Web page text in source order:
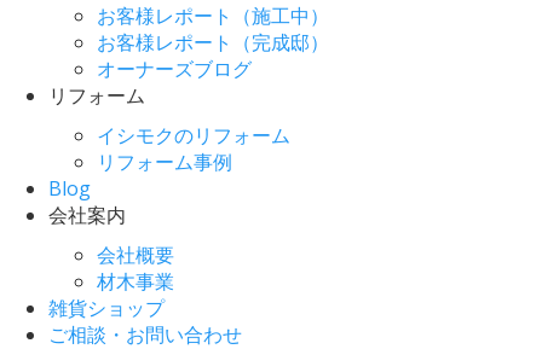
お客様レポート（施工中）
お客様レポート（完成邸）
オーナーズブログ
リフォーム
イシモクのリフォーム
リフォーム事例
Blog
会社案内
会社概要
材木事業
雑貨ショップ
ご相談・お問い合わせ